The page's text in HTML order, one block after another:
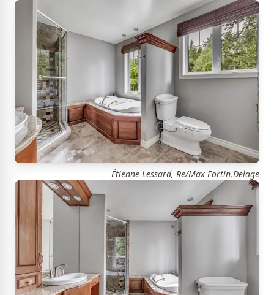
Étienne Lessard, Re/Max Fortin,Delage